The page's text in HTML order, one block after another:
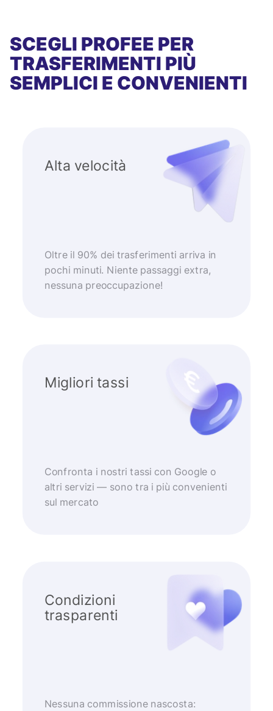
SCEGLI PROFEE PER
TRASFERIMENTI PIÙ
SEMPLICI E CONVENIENTI
Alta velocità
Oltre il 90% dei trasferimenti arriva in
pochi minuti. Niente passaggi extra,
nessuna preoccupazione!
Migliori tassi
Confronta i nostri tassi con Google o
altri servizi — sono tra i più convenienti
sul mercato
Condizioni
trasparenti
Nessuna commissione nascosta: